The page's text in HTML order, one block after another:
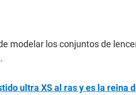
modelar los conjuntos de
ultra XS al ras y es la reina